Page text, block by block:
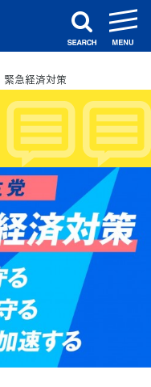
search
緊急経済対策